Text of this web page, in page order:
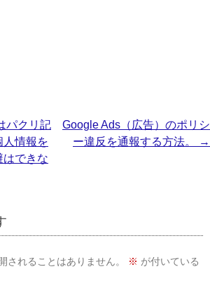
パクリ記
人情報を
はできな
Google Ads（広告）のポリシ
ー違反を通報する方法。
→
されることはありません。 ※ が付いている